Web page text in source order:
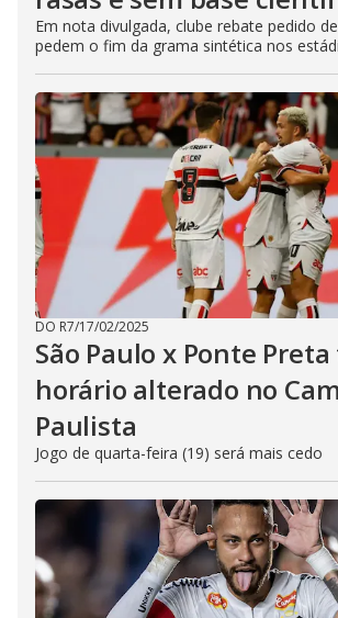
Em nota divulgada, clube rebate pedido
pedem o fim da grama sintética nos
DO R7/17/02/2025
São Paulo x Ponte
horário alterado no
Paulista
Jogo de quarta-feira (19) será mais cedo